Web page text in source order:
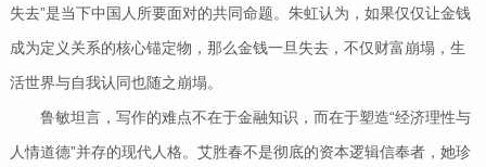
失去”是当下中国人所要面对的共同命题。朱虹认为，如果仅仅让金钱
成为定义关系的核心锚定物，那么金钱一旦失去，不仅财富崩塌，生
活世界与自我认同也随之崩塌。
鲁敏坦言，写作的难点不在于金融知识，而在于塑造“经济理性与
人情道德”并存的现代人格。艾胜春不是彻底的资本逻辑信奉者，她珍